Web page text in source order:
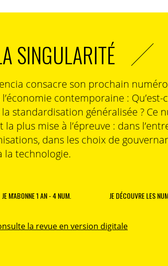
SINGULARITÉ
consacre son prochain
contemporaine : Qu’est-
standardisation généralisée ? Ce
plus mise à l’épreuve : dans
dans les choix de
technologie.
JE M'ABONNE 1 AN - 4 NUM. JE DÉCOUVRE LES
la revue en version digitale